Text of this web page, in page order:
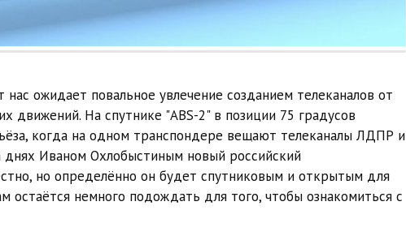
ожидает повальное увлечение созданием телеканалов от
движений. На спутнике "ABS-2" в позиции 75 градусов
когда на одном транспондере вещают телеканалы ЛДПР и
Иваном Охлобыстиным новый российский
но определённо он будет спутниковым и открытым для
немного подождать для того, чтобы ознакомиться с